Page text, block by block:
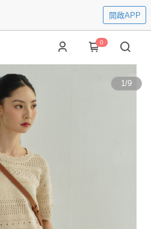
開啟APP
0
1/9